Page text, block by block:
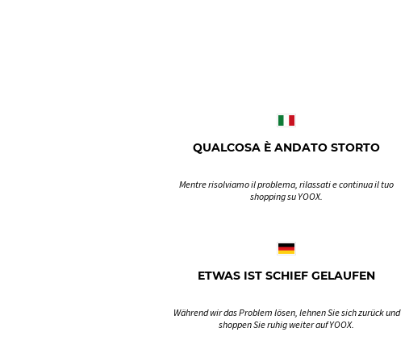
QUALCOSA È ANDATO STORTO
Mentre risolviamo il problema, rilassati e continua il tuo
shopping su YOOX.
ETWAS IST SCHIEF GELAUFEN
Während wir das Problem lösen, lehnen Sie sich zurück und
shoppen Sie ruhig weiter auf YOOX.